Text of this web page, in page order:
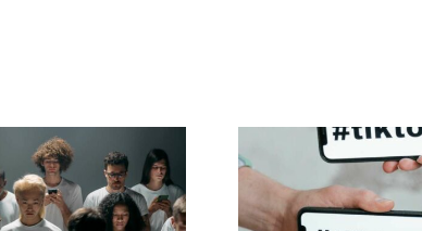
per creare